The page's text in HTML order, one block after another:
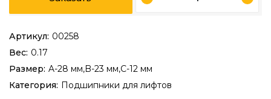
Артикул: 00258
Вес: 0.17
Размер: A-28 мм,B-23 мм,C-12 мм
Категория: Подшипники для лифтов